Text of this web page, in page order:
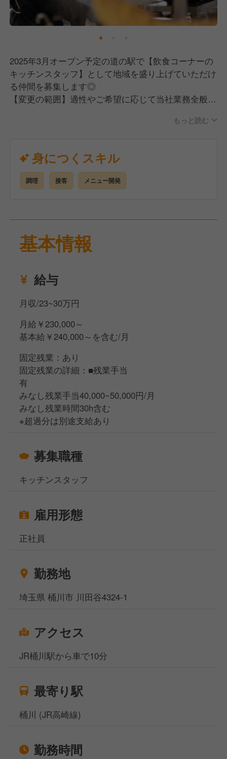
2025年3月オープン予定の道の駅で【飲食コーナーの
キッチンスタッフ】として地域を盛り上げていただけ
る仲間を募集します◎
【変更の範囲】適性やご希望に応じて当社業務全般へ
■食材の仕入れ（地元の生産者さんの開拓）
■メニューの製造、提供
■各業態の新店舗、道の駅の開発／立ち上げ
■店舗イベントの企画・運営（周年祭や夏の夜祭りな
★食材は地元産のものを使用し、農家さんや生産者さ
★季節ごと、イベントごとに新メニューを開発してい
ただきます。
★月１回の商品開発会議でグループの他店舗のアイデ
もっと読む
身につくスキル
調理 接客 メニュー開発
基本情報
給与
月収/23~30万円
月給￥230,000～
基本給￥240,000～を含む/月
固定残業：あり
固定残業の詳細：■残業手当
有
みなし残業手当40,000~50,000円/月
みなし残業時間30h含む
※超過分は別途支給あり
募集職種
キッチンスタッフ
雇用形態
正社員
勤務地
埼玉県 桶川市 川田谷4324-1
アクセス
JR桶川駅から車で10分
最寄り駅
桶川 (JR高崎線)
勤務時間